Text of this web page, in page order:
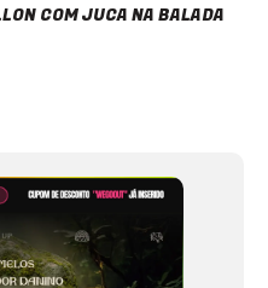
COM JUCA NA BALADA